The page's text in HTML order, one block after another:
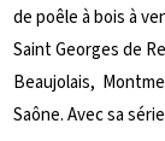
de poêle à bois à
Saint Georges de
Beaujolais,
Saône. Avec sa